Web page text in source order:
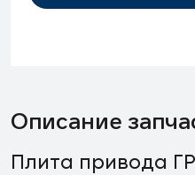
Описание
Плита привода